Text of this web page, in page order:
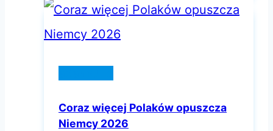
Coraz więcej Polaków opuszcza
Niemcy 2026